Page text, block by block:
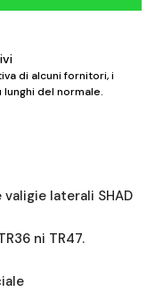
di alcuni fornitori, i
del normale.
laterali SHAD
ni TR47.